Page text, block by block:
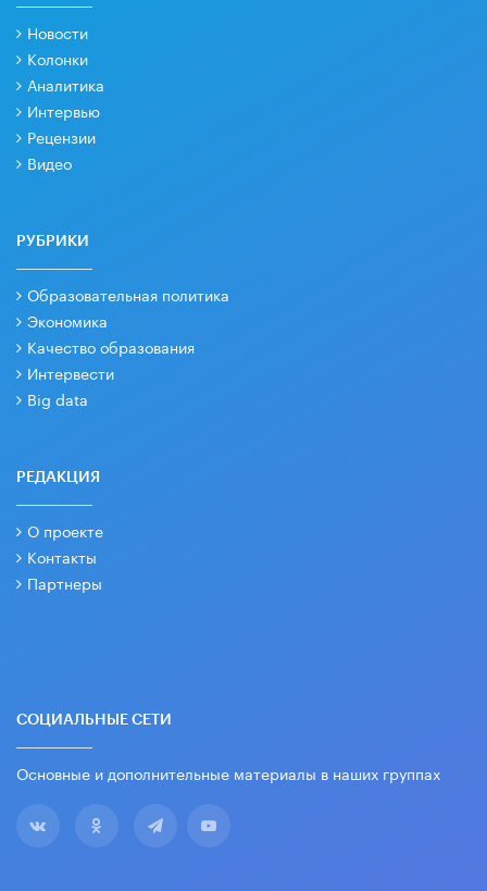
Новости
Колонки
Аналитика
Интервью
Рецензии
Видео
РУБРИКИ
Образовательная политика
Экономика
Качество образования
Интервести
Big data
РЕДАКЦИЯ
О проекте
Контакты
Партнеры
СОЦИАЛЬНЫЕ СЕТИ
Основные и дополнительные материалы в наших группах